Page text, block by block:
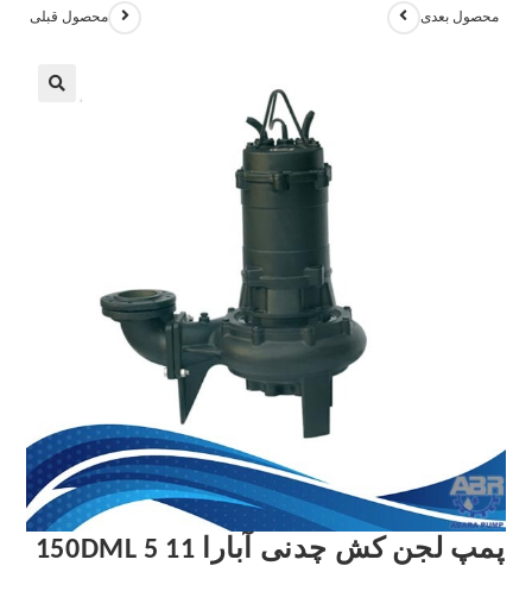
محصول قبلی محصول بعدی
پمپ لجن کش چدنی آبارا 150DML 5 11